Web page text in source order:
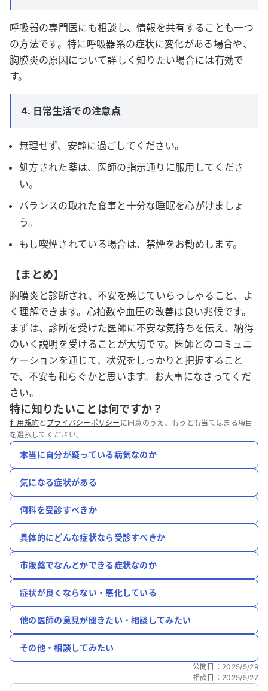
呼吸器の専門医にも相談し、情報を共有することも一つ
の方法です。特に呼吸器系の症状に変化がある場合や、
胸膜炎の原因について詳しく知りたい場合には有効で
す。
4. 日常生活での注意点
無理せず、安静に過ごしてください。
処方された薬は、医師の指示通りに服用してくださ
い。
バランスの取れた食事と十分な睡眠を心がけましょ
う。
もし喫煙されている場合は、禁煙をお勧めします。
【まとめ】
胸膜炎と診断され、不安を感じていらっしゃること、よ
く理解できます。心拍数や血圧の改善は良い兆候です。
まずは、診断を受けた医師に不安な気持ちを伝え、納得
のいく説明を受けることが大切です。医師とのコミュニ
ケーションを通じて、状況をしっかりと把握すること
で、不安も和らぐかと思います。お大事になさってくだ
さい。
特に知りたいことは何ですか？
利用規約と プライバシーポリシー に同意のうえ、もっとも当てはまる項目
を選択してください。
本当に自分が疑っている病気なのか
気になる症状がある
何科を受診すべきか
具体的にどんな症状なら受診すべきか
市販薬でなんとかできる症状なのか
症状が良くならない・悪化している
他の医師の意見が聞きたい・相談してみたい
その他・相談してみたい
公開日 ： 2025/5/29
相談日 ： 2025/5/27